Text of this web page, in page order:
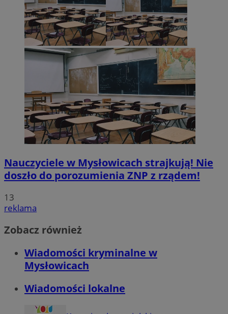
Nauczyciele w Mysłowicach strajkują! Nie
doszło do porozumienia ZNP z rządem!
13
reklama
Zobacz również
Wiadomości kryminalne w
Mysłowicach
Wiadomości lokalne